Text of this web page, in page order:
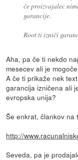
če proizvajalec
garancije.
Root ti izniči
Aha, pa če ti nekdo
mesecev ali je
A če ti prikaže nek
garancija izničena ali
evropska unija?
Še enkrat, člankov na
http://
Seveda, pa je